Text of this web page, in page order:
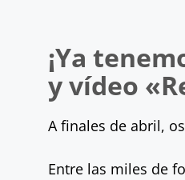
¡Ya
y vídeo
A finales de abril,
Entre las miles de